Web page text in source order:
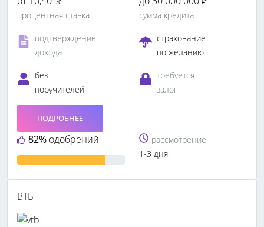
процентная ставка сумма кредита
подтверждение
дохода
страхование
по желанию
без
поручителей
требуется
залог
82% одобрений
ПОДРОБНЕЕ
рассмотрение
1-3 дня
ВТБ